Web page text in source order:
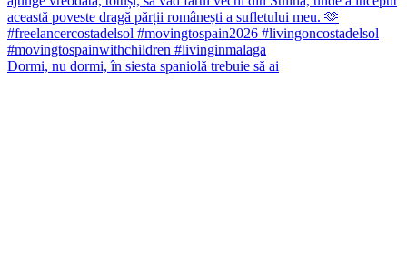
Dormi, nu dormi, în siesta spaniolă trebuie să ai